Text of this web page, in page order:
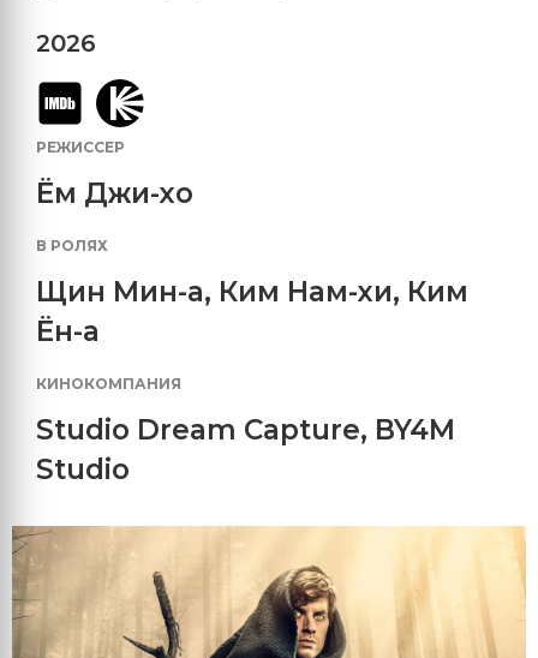
2026
РЕЖИССЕР
Ём Джи-хо
В РОЛЯХ
Щин Мин-а, Ким Нам-хи, Ким
Ён-а
КИНОКОМПАНИЯ
Studio Dream Capture, BY4M
Studio